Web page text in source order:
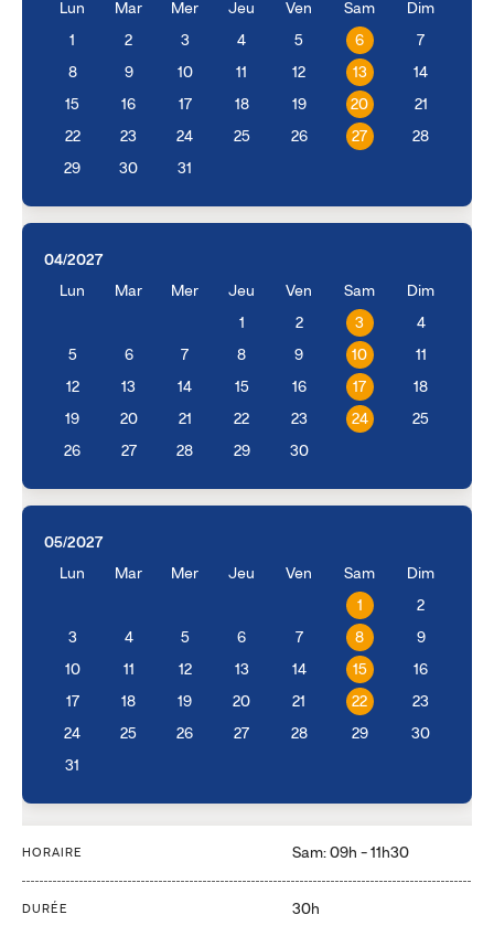
Lun
Mar Mer Jeu Ven Sam Dim
1 2 3 4 5 6 7
8 9 10 11 12 13 14
15 16 17 18 19 20 21
22 23 24 25 26 27 28
29 30 31
04/2027
Lun
Mar Mer Jeu Ven Sam Dim
1 2 3 4
5 6 7 8 9 10 11
12 13 14 15 16 17 18
19 20 21 22 23 24 25
26 27 28 29 30
05/2027
Lun
Mar Mer Jeu Ven Sam Dim
1 2
3 4 5 6 7 8 9
10 11 12 13 14 15 16
17 18 19 20 21 22 23
24 25 26 27 28 29 30
31
HORAIRE Sam: 09h - 11h30
DURÉE 30h